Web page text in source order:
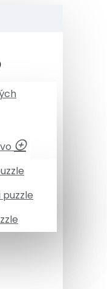
puzzle